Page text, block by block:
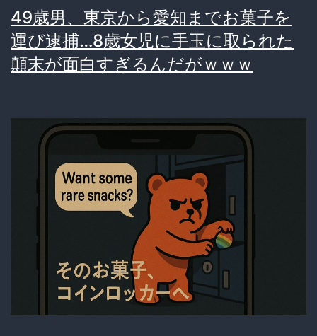
菓
子
サ
ス
を
る
会
社
員
の
49歳男、東京から愛知までお菓子を
運び逮捕…8歳女児に手玉に取られた
顛末が面白すぎるんだがｗｗｗ